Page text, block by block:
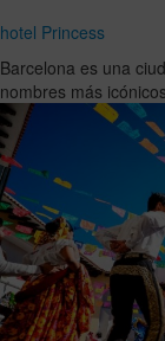
hotel Princess
Barcelona es una
nombres más